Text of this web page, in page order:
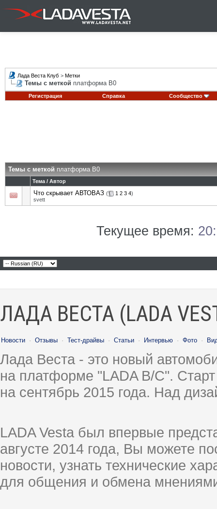
Лада Веста Клуб > Метки
Темы с меткой платформа В0
Регистрация Справка Сообщество
Темы с меткойплатформа В0
Тема / Автор
Что скрывает АВТОВАЗ ( 1 2 3 4)
svett
Текущее время:
ЛАДА ВЕСТА (LADA
Новости · Отзывы · Тест-драйвы · Статьи · Интервью · Фото ·
Лада Веста - это новый
на платформе "LADA B/C".
на сентябрь 2015 года. Над
LADA Vesta был впервые
августе 2014 года, Вы можете
новости, узнать технические
для общения и обмена